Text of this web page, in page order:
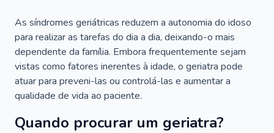
As síndromes geriátricas reduzem a autonomia do idoso
para realizar as tarefas do dia a dia, deixando-o mais
dependente da família. Embora frequentemente sejam
vistas como fatores inerentes à idade, o geriatra pode
atuar para preveni-las ou controlá-las e aumentar a
qualidade de vida ao paciente.
Quando procurar um geriatra?